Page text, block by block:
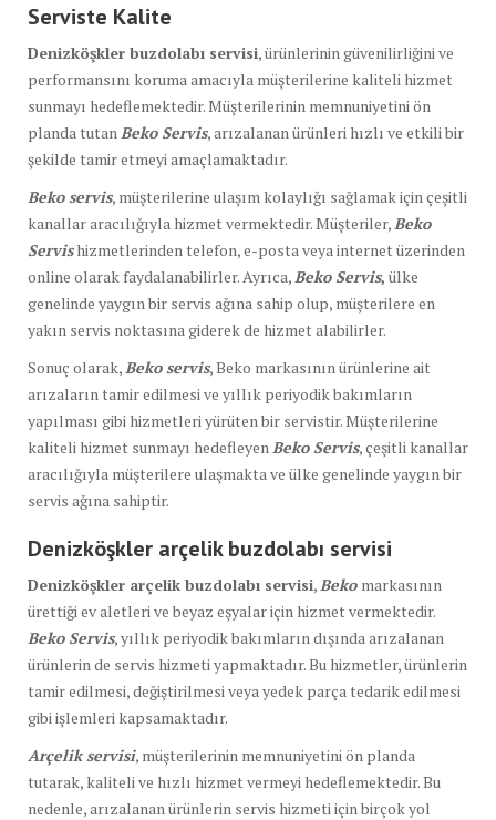
Serviste Kalite
Denizköşkler buzdolabı servisi, ürünlerinin güvenilirliğini ve
performansını koruma amacıyla müşterilerine kaliteli hizmet
sunmayı hedeflemektedir. Müşterilerinin memnuniyetini ön
planda tutan Beko Servis, arızalanan ürünleri hızlı ve etkili bir
şekilde tamir etmeyi amaçlamaktadır.
Beko servis, müşterilerine ulaşım kolaylığı sağlamak için çeşitli
kanallar aracılığıyla hizmet vermektedir. Müşteriler, Beko
Servishizmetlerinden telefon, e-posta veya internet üzerinden
online olarak faydalanabilirler. Ayrıca, Beko Servis, ülke
genelinde yaygın bir servis ağına sahip olup, müşterilere en
yakın servis noktasına giderek de hizmet alabilirler.
Sonuç olarak, Beko servis, Beko markasının ürünlerine ait
arızaların tamir edilmesi ve yıllık periyodik bakımların
yapılması gibi hizmetleri yürüten bir servistir. Müşterilerine
kaliteli hizmet sunmayı hedefleyen Beko Servis, çeşitli kanallar
aracılığıyla müşterilere ulaşmakta ve ülke genelinde yaygın bir
servis ağına sahiptir.
Denizköşkler arçelik buzdolabı servisi
Denizköşkler arçelik buzdolabı servisi, Beko markasının
ürettiği ev aletleri ve beyaz eşyalar için hizmet vermektedir.
Beko Servis, yıllık periyodik bakımların dışında arızalanan
ürünlerin de servis hizmeti yapmaktadır. Bu hizmetler, ürünlerin
tamir edilmesi, değiştirilmesi veya yedek parça tedarik edilmesi
gibi işlemleri kapsamaktadır.
Arçelik servisi, müşterilerinin memnuniyetini ön planda
tutarak, kaliteli ve hızlı hizmet vermeyi hedeflemektedir. Bu
nedenle, arızalanan ürünlerin servis hizmeti için birçok yol